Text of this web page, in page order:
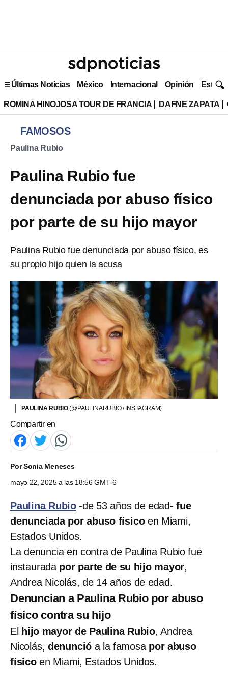
Últimas Noticias México Internacional Opinión Estilo
ROMINA HINOJOSA TOUR DE FRANCIA DAFNE ZAPATA
FAMOSOS
Paulina Rubio
Paulina Rubio fue
denunciada por abuso físico
por parte de su hijo mayor
Paulina Rubio fue denunciada por abuso físico, es
su propio hijo quien la acusa
PAULINA RUBIO(@PAULINARUBIO / INSTAGRAM)
Compartir en
PorSonia Meneses
mayo 22, 2025 a las 18:56 GMT-6
Paulina Rubio -de 53 años de edad- fue
denunciada por abuso físico en Miami,
Estados Unidos.
La denuncia en contra de Paulina Rubio fue
instaurada por parte de su hijo mayor,
Andrea Nicolás, de 14 años de edad.
Denuncian a Paulina Rubio por abuso
físico contra su hijo
El hijo mayor de Paulina Rubio, Andrea
Nicolás, denunció a la famosa por abuso
físicoen Miami, Estados Unidos.